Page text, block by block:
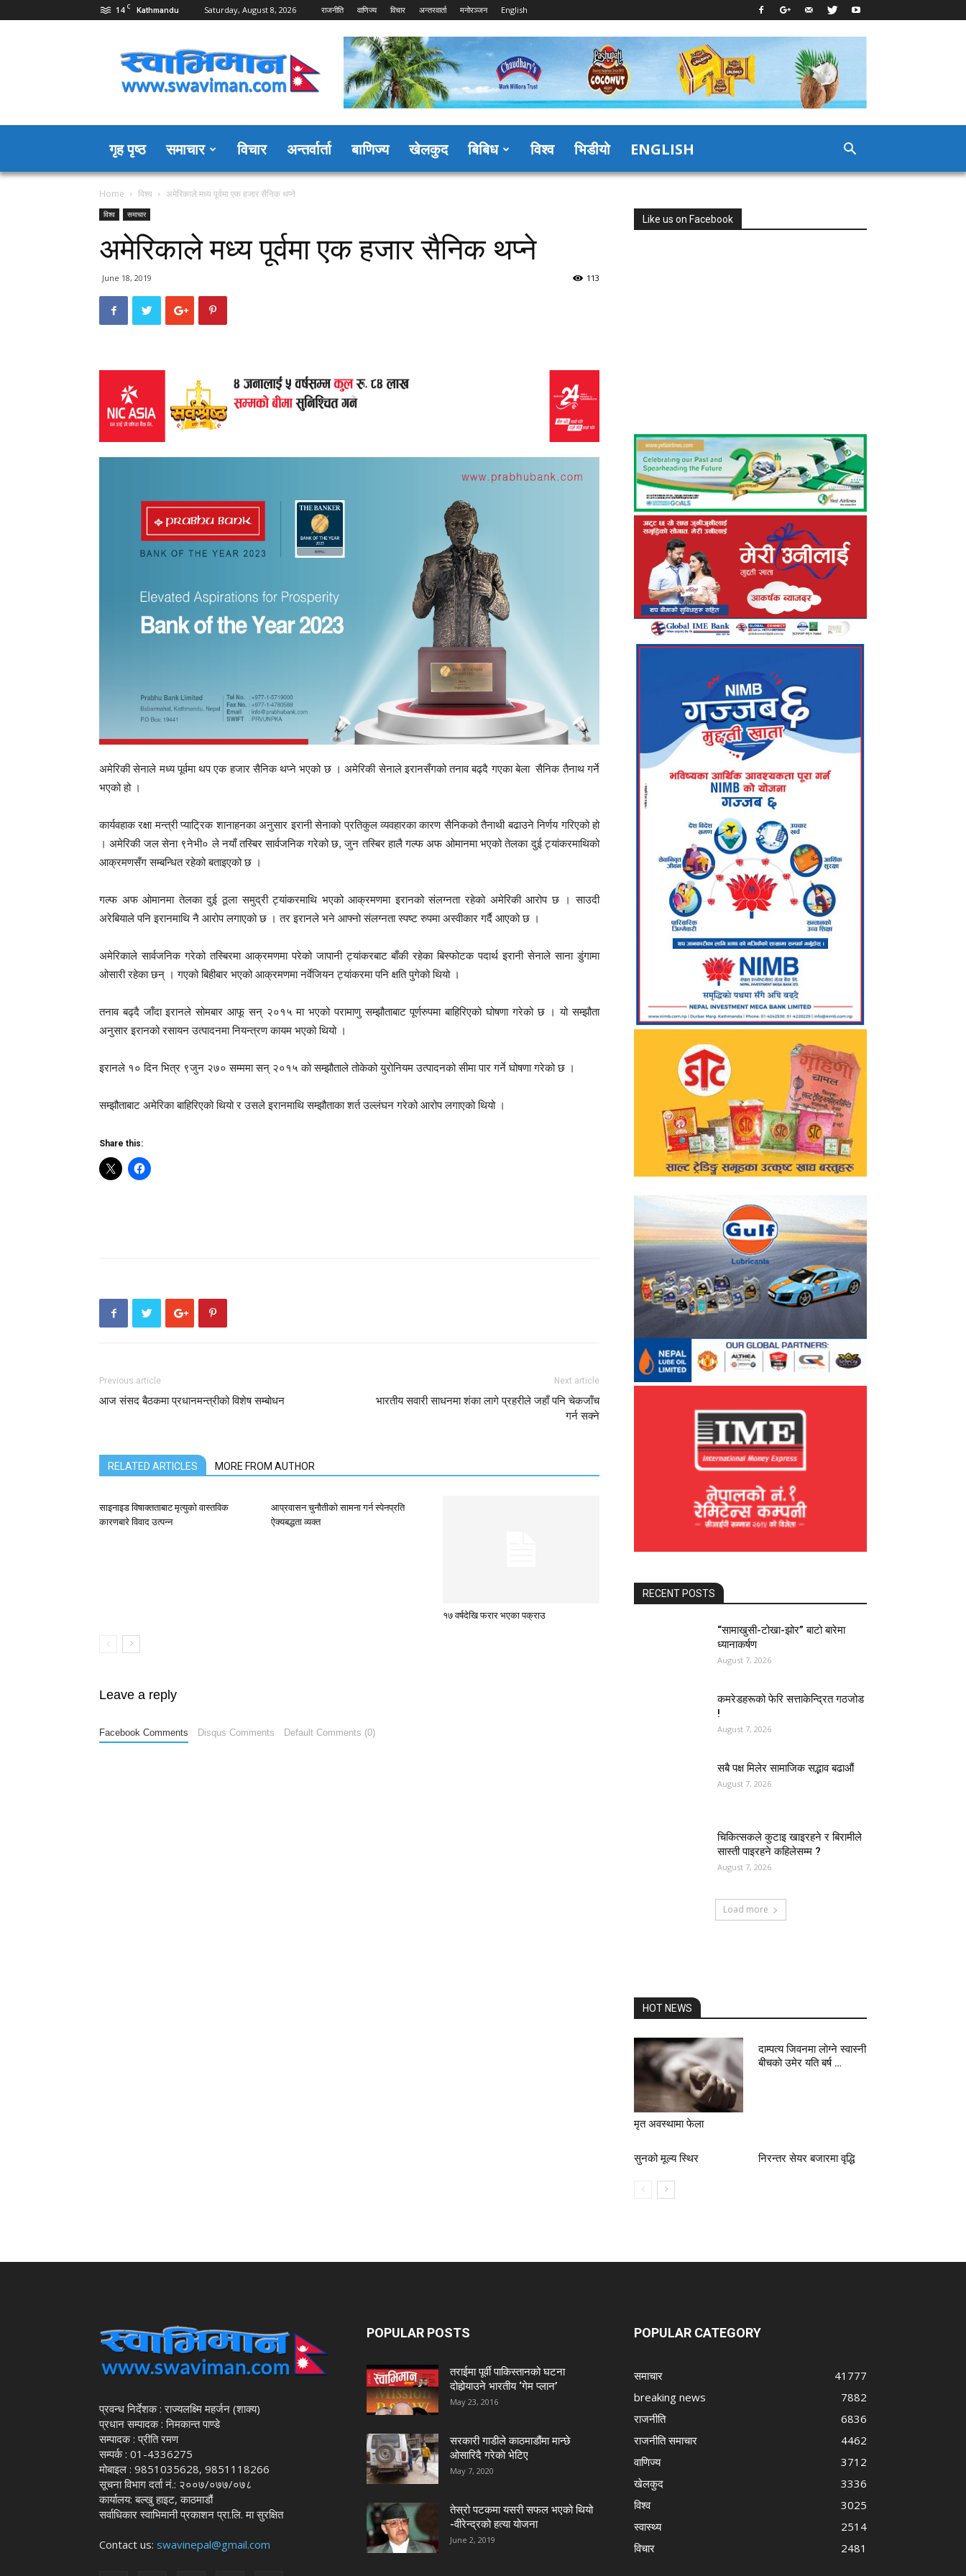
14 C Kathmandu Saturday, August 8, 2026 राजनीति वाणिज्य विचार अन्तरवार्ता मनोरञ्जन English
Swaviman
Nepal
गृह पृष्ठ समाचार विचार अन्तर्वार्ता बाणिज्य खेलकुद बिबिध विश्व भिडीयो ENGLISH
Home विश्व अमेरिकाले मध्य पूर्वमा एक हजार सैनिक थप्ने
विश्व समाचार
अमेरिकाले मध्य पूर्वमा एक हजार सैनिक थप्ने
June 18, 2019 113
अमेरिकी सेनाले मध्य पूर्वमा थप एक हजार सैनिक थप्ने भएको छ । अमेरिकी सेनाले इरानसँगको तनाव बढ्दै गएका बेला सैनिक तैनाथ गर्ने
भएको हो ।
कार्यवहाक रक्षा मन्त्री प्याट्रिक शानाहनका अनुसार इरानी सेनाको प्रतिकुल व्यवहारका कारण सैनिकको तैनाथी बढाउने निर्णय गरिएको हो
। अमेरिकी जल सेना ९नेभी० ले नयाँ तस्बिर सार्वजनिक गरेको छ, जुन तस्बिर हालै गल्फ अफ ओमानमा भएको तेलका दुई ट्यांकरमाथिको
आक्रमणसँग सम्बन्धित रहेको बताइएको छ ।
गल्फ अफ ओमानमा तेलका दुई ठूला समुद्री ट्यांकरमाथि भएको आक्रमणमा इरानको संलग्नता रहेको अमेरिकी आरोप छ । साउदी
अरेबियाले पनि इरानमाथि नै आरोप लगाएको छ । तर इरानले भने आफ्नो संलग्नता स्पष्ट रुपमा अस्वीकार गर्दै आएको छ ।
अमेरिकाले सार्वजनिक गरेको तस्बिरमा आक्रमणमा परेको जापानी ट्यांकरबाट बाँकी रहेका बिस्फोटक पदार्थ इरानी सेनाले साना डुंगामा
ओसारी रहेका छन् । गएको बिहीबार भएको आक्रमणमा नर्वेजियन ट्यांकरमा पनि क्षति पुगेको थियो ।
तनाव बढ्दै जाँदा इरानले सोमबार आफू सन् २०१५ मा भएको परामाणु सम्झौताबाट पूर्णरुपमा बाहिरिएको घोषणा गरेको छ । यो सम्झौता
अनुसार इरानको रसायन उत्पादनमा नियन्त्रण कायम भएको थियो ।
इरानले १० दिन भित्र ९जुन २७० सम्ममा सन् २०१५ को सम्झौताले तोकेको युरोनियम उत्पादनको सीमा पार गर्ने घोषणा गरेको छ ।
सम्झौताबाट अमेरिका बाहिरिएको थियो र उसले इरानमाथि सम्झौताका शर्त उल्लंघन गरेको आरोप लगाएको थियो ।
Share this:
Previous article
आज संसद बैठकमा प्रधानमन्त्रीको विशेष सम्बोधन
Next article
भारतीय सवारी साधनमा शंका लागे प्रहरीले जहाँ पनि चेकजाँच
गर्न सक्ने
RELATED ARTICLES MORE FROM AUTHOR
साइनाइड विषाक्तताबाट मृत्युको वास्तविक
कारणबारे विवाद उत्पन्न
आप्रवासन चुनौतीको सामना गर्न स्पेनप्रति
ऐक्यबद्धता व्यक्त
१७ वर्षदेखि फरार भएका पक्राउ
Leave a reply
Facebook Comments Disqus Comments Default Comments (0)
Like us on Facebook
RECENT POSTS
“सामाखुसी-टोखा-झोर” बाटो बारेमा
ध्यानाकर्षण
August 7, 2026
कमरेडहरूको फेरि सत्ताकेन्द्रित गठजोड
!
August 7, 2026
सबै पक्ष मिलेर सामाजिक सद्भाव बढाऔं
August 7, 2026
चिकित्सकले कुटाइ खाइरहने र बिरामीले
सास्ती पाइरहने कहिलेसम्म ?
August 7, 2026
Load more
HOT NEWS
मृत अवस्थामा फेला
दाम्पत्य जिवनमा लाेग्ने स्वास्नी
बीचकाे उमेर यति बर्ष …
सुनको मूल्य स्थिर निरन्तर सेयर बजारमा वृद्धि
प्रवन्ध निर्देशक : राज्यलक्ष्मि महर्जन (शाक्य)
प्रधान सम्पादक : निमकान्त पाण्डे
सम्पादक : प्रीति रमण
सम्पर्क : 01-4336275
मोबाइल : 9851035628, 9851118266
सूचना विभाग दर्ता नं.: २००७/०७७/०७८
कार्यालय: बल्खु हाइट, काठमाडौं
सर्वाधिकार स्वाभिमानी प्रकाशन प्रा.लि. मा सुरक्षित
Contact us: swavinepal@gmail.com
POPULAR POSTS
तराईमा पूर्वी पाकिस्तानको घटना
दोहोर्‍याउने भारतीय ‘गेम प्लान’
May 23, 2016
सरकारी गाडीले काठमाडौंमा मान्छे
ओसारिदै गरेकाे भेटिए
May 7, 2020
तेस्रो पटकमा यसरी सफल भएको थियो
-वीरेन्द्रको हत्या योजना
June 2, 2019
POPULAR CATEGORY
समाचार
41777
breaking news
7882
राजनीति
6836
राजनीति समाचार
4462
वाणिज्य
3712
खेलकुद
3336
विश्व
3025
स्वास्थ्य
2514
विचार
2481